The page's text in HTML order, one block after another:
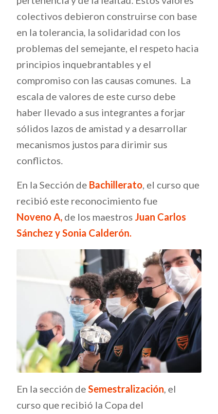
colectivos debieron construirse con base
en la tolerancia, la solidaridad con los
problemas del semejante, el respeto hacia
principios inquebrantables y el
compromiso con las causas comunes. La
escala de valores de este curso debe
haber llevado a sus integrantes a forjar
sólidos lazos de amistad y a desarrollar
mecanismos justos para dirimir sus
conflictos.
En la Sección de Bachillerato, el curso que
recibió este reconocimiento fue
Noveno A, de los maestros Juan Carlos
Sánchez y Sonia Calderón.
En la sección de Semestralización, el
curso que recibió la Copa del